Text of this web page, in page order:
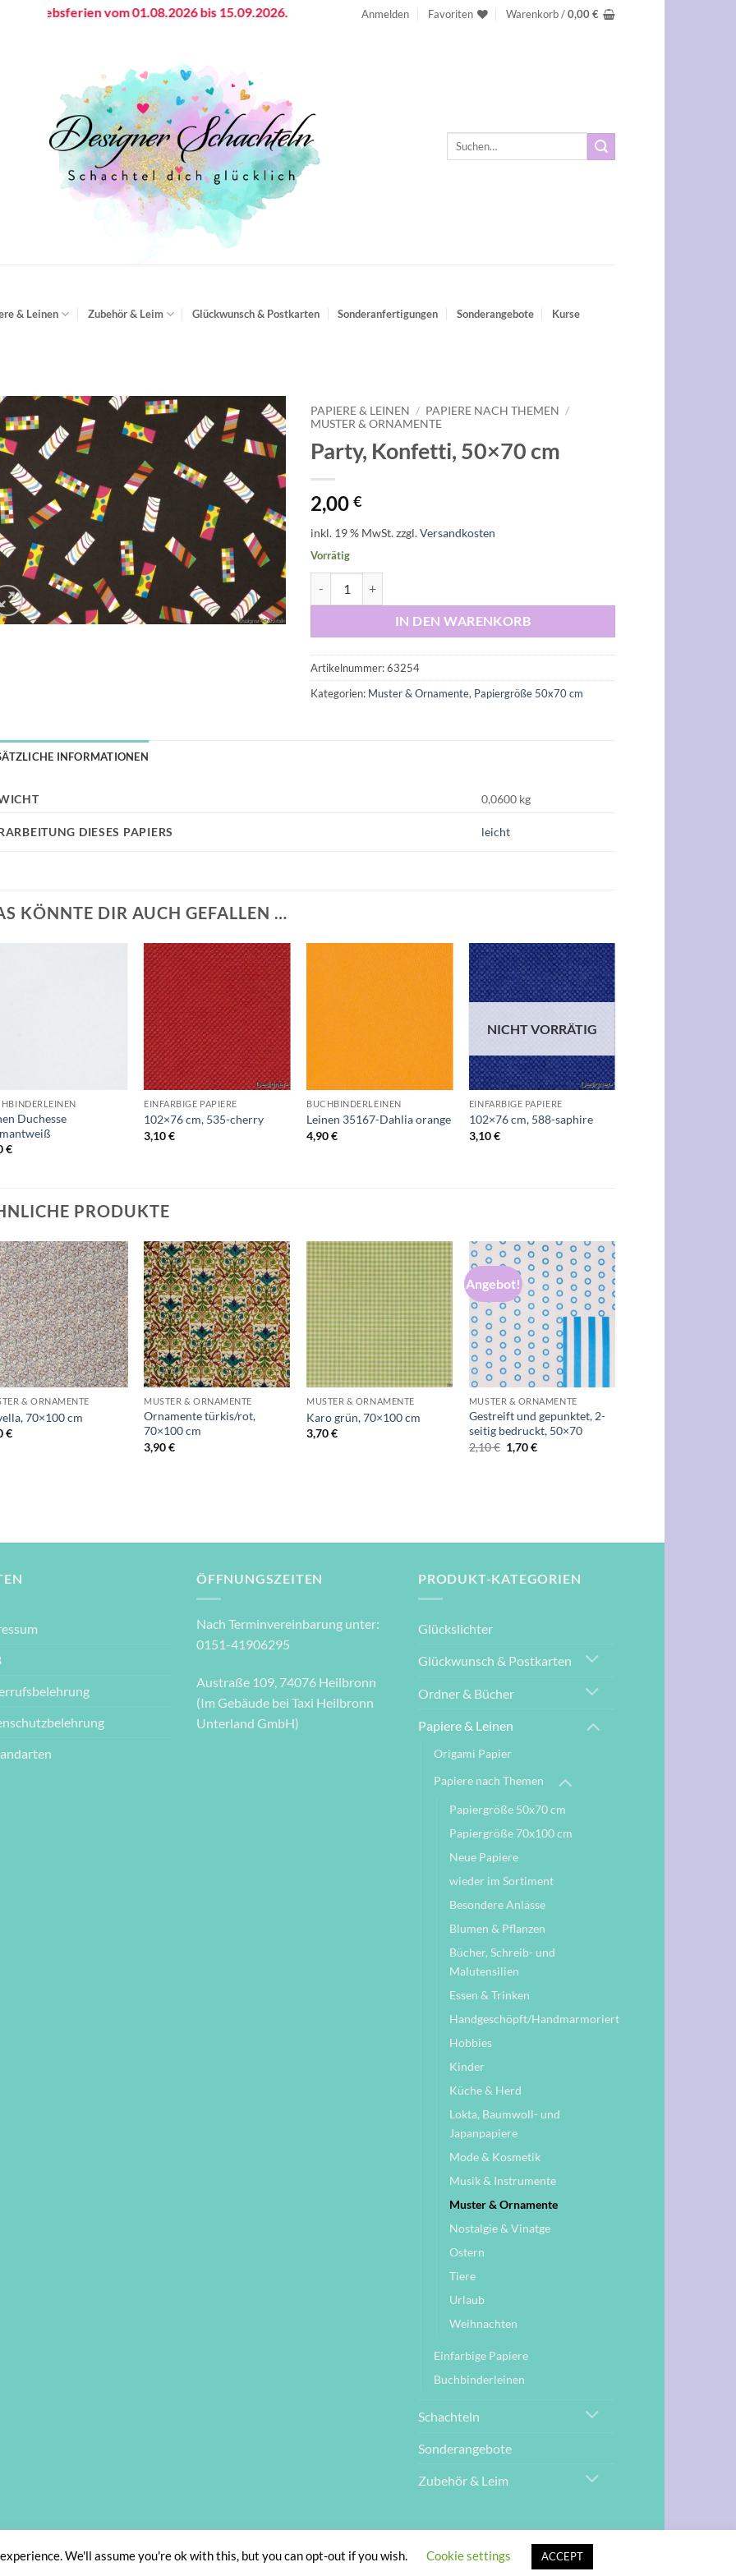
vom 01.08.2026 bis 15.09.2026. Anmelden Favoriten Warenkorb /0,00€
Suchen
& Leinen Zubehör & Leim Glückwunsch & Postkarten Sonderanfertigungen Sonderangebote Kurse
Auf die
PAPIERE & LEINEN / PAPIERE NACH THEMEN /
MUSTER & ORNAMENTE
Party, Konfetti, 50×70 cm
2,00€
inkl. 19 % MwSt.zzgl.Versandkosten
Vorrätig
IN DEN WARENKORB
Artikelnummer:63254
Kategorien: Muster & Ornamente, Papiergröße 50x70 cm
INFORMATIONEN
0,0600 kg
DIESES PAPIERS leicht
KÖNNTE DIR AUCH GEFALLEN …
Duchesse
€
Auf die
Wunschliste
+
EINFARBIGE PAPIERE
102×76 cm, 535-cherry
3,10€
BUCHBINDERLEINEN
Leinen 35167-Dahlia orange
4,90€
Auf die
Wunschliste
+
NICHT VORRÄTIG
EINFARBIGE PAPIERE
102×76 cm, 588-saphire
3,10€
PRODUKTE
Auf die
Wunschliste
+
& ORNAMENTE
70×100 cm
€
Auf die
Wunschliste
+
MUSTER & ORNAMENTE
Ornamente türkis/rot,
70×100 cm
3,90€
Auf die
Wunschliste
+
MUSTER & ORNAMENTE
Karo grün, 70×100 cm
3,70€
Angebot!
Auf die
Wunschliste
+
MUSTER & ORNAMENTE
Gestreift und gepunktet, 2-
seitig bedruckt, 50×70
2,10€ Ursprünglicher
Preis
1,70€Aktueller
ÖFFNUNGSZEITEN
Nach Terminvereinbarung unter:
0151-41906295
Austraße 109, 74076 Heilbronn
(Im Gebäude bei Taxi Heilbronn
Unterland GmbH)
PRODUKT-KATEGORIEN
Glückslichter
Glückwunsch & Postkarten
Ordner & Bücher
Papiere & Leinen
Origami Papier
Papiere nach Themen
Papiergröße 50x70 cm
Papiergröße 70x100 cm
Neue Papiere
wieder im Sortiment
Besondere Anlässe
Blumen & Pflanzen
Bücher, Schreib- und
Malutensilien
Essen & Trinken
Handgeschöpft/Handmarmoriert
Hobbies
Kinder
Küche & Herd
Lokta, Baumwoll- und
Japanpapiere
Mode & Kosmetik
Musik & Instrumente
Muster & Ornamente
Nostalgie & Vinatge
Ostern
Tiere
Urlaub
Weihnachten
Einfarbige Papiere
Buchbinderleinen
Schachteln
Sonderangebote
Zubehör & Leim
Copyright 2026 ©Designer Schachteln
We'll assume you're ok with this, but you can opt-out if you wish. Cookie settings ACCEPT